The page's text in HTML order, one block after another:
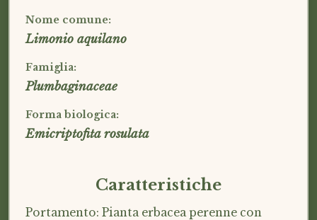
Nome comune:
Limonio aquilano
Famiglia:
Plumbaginaceae
Forma biologica:
Emicriptofita rosulata
Caratteristiche
Portamento: Pianta erbacea perenne con